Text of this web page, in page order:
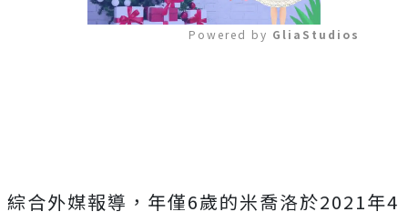
Powered by GliaStudios
綜合外媒報導，年僅6歲的米喬洛於2021年4